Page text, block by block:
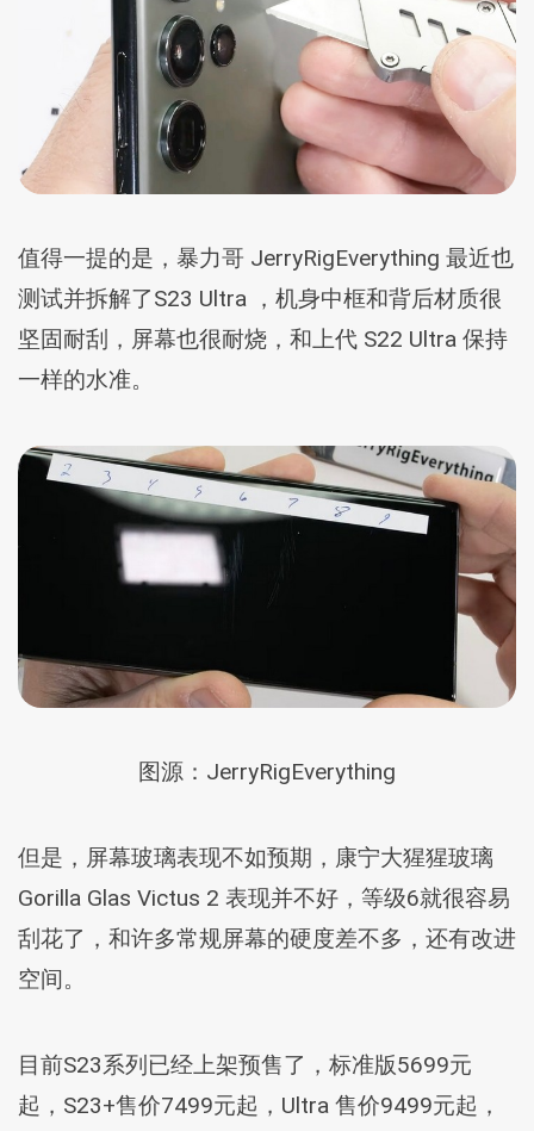
值得一提的是，暴力哥 JerryRigEverything 最近也
测试并拆解了S23 Ultra ，机身中框和背后材质很
坚固耐刮，屏幕也很耐烧，和上代 S22 Ultra 保持
一样的水准。
图源：JerryRigEverything
但是，屏幕玻璃表现不如预期，康宁大猩猩玻璃
Gorilla Glas Victus 2 表现并不好，等级6就很容易
刮花了，和许多常规屏幕的硬度差不多，还有改进
空间。
目前S23系列已经上架预售了，标准版5699元
起，S23+售价7499元起，Ultra 售价9499元起，